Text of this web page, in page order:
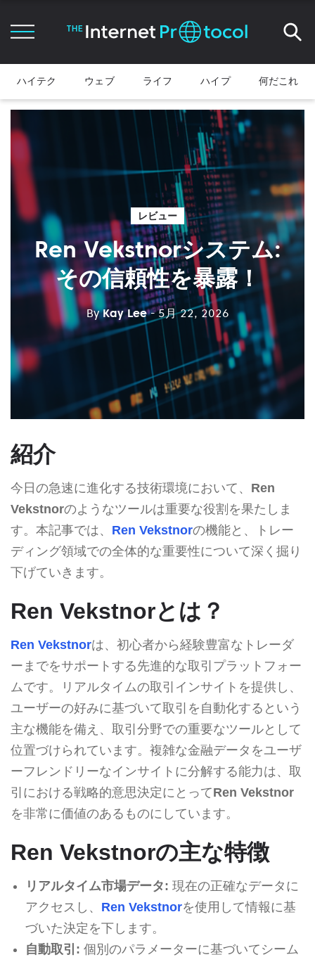
ハイテク ウェブ ライフ ハイプ 何だこれ
レビュー
Ren Vekstnorシステム:
その信頼性を暴露！
ByKay Lee - 5月 22, 2026
紹介
今日の急速に進化する技術環境において、 Ren
Vekstnorのようなツールは重要な役割を果たしま
す。本記事では、 Ren Vekstnorの機能と、トレー
ディング領域での全体的な重要性について深く掘り
下げていきます。
Ren Vekstnorとは？
Ren Vekstnorは、初心者から経験豊富なトレーダ
ーまでをサポートする先進的な取引プラットフォー
ムです。リアルタイムの取引インサイトを提供し、
ユーザーの好みに基づいて取引を自動化するという
主な機能を備え、取引分野での重要なツールとして
位置づけられています。複雑な金融データをユーザ
ーフレンドリーなインサイトに分解する能力は、取
引における戦略的意思決定にとってRen Vekstnor
を非常に価値のあるものにしています。
Ren Vekstnorの主な特徴
リアルタイム市場データ: 現在の正確なデータに
アクセスし、 Ren Vekstnorを使用して情報に基
づいた決定を下します。
自動取引: 個別のパラメーターに基づいてシーム